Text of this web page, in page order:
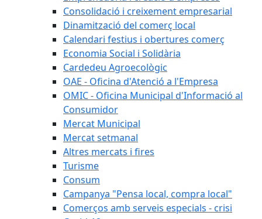
Consolidació i creixement empresarial
Dinamització del comerç local
Calendari festius i obertures comerç
Economia Social i Solidària
Cardedeu Agroecològic
OAE - Oficina d'Atenció a l'Empresa
OMIC - Oficina Municipal d'Informació al
Consumidor
Mercat Municipal
Mercat setmanal
Altres mercats i fires
Turisme
Consum
Campanya "Pensa local, compra local"
Comerços amb serveis especials - crisi